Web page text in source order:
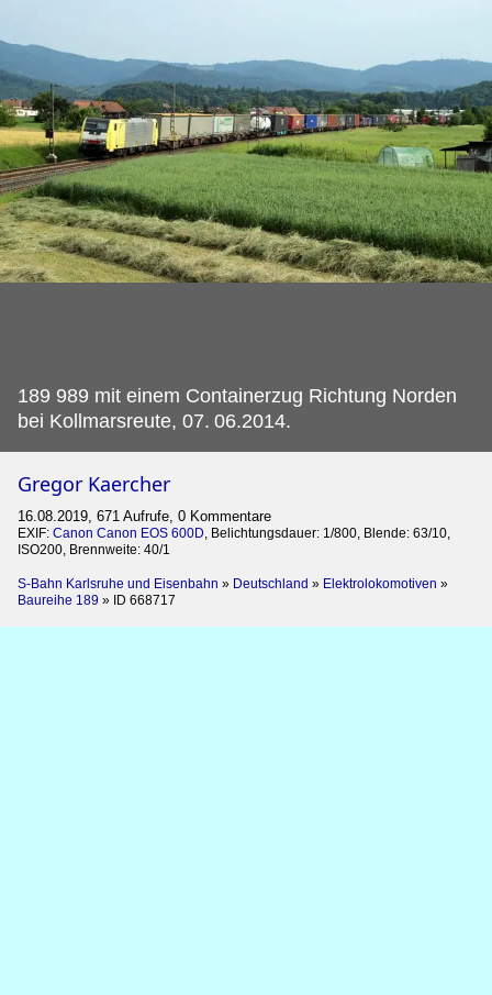
189 989 mit einem Containerzug Richtung Norden
bei Kollmarsreute, 07. 06.2014.
Gregor Kaercher
16.08.2019, 671 Aufrufe, 0 Kommentare
EXIF: Canon Canon EOS 600D, Belichtungsdauer: 1/800, Blende: 63/10,
ISO200, Brennweite: 40/1
S-Bahn Karlsruhe und Eisenbahn » Deutschland » Elektrolokomotiven »
Baureihe 189 » ID 668717